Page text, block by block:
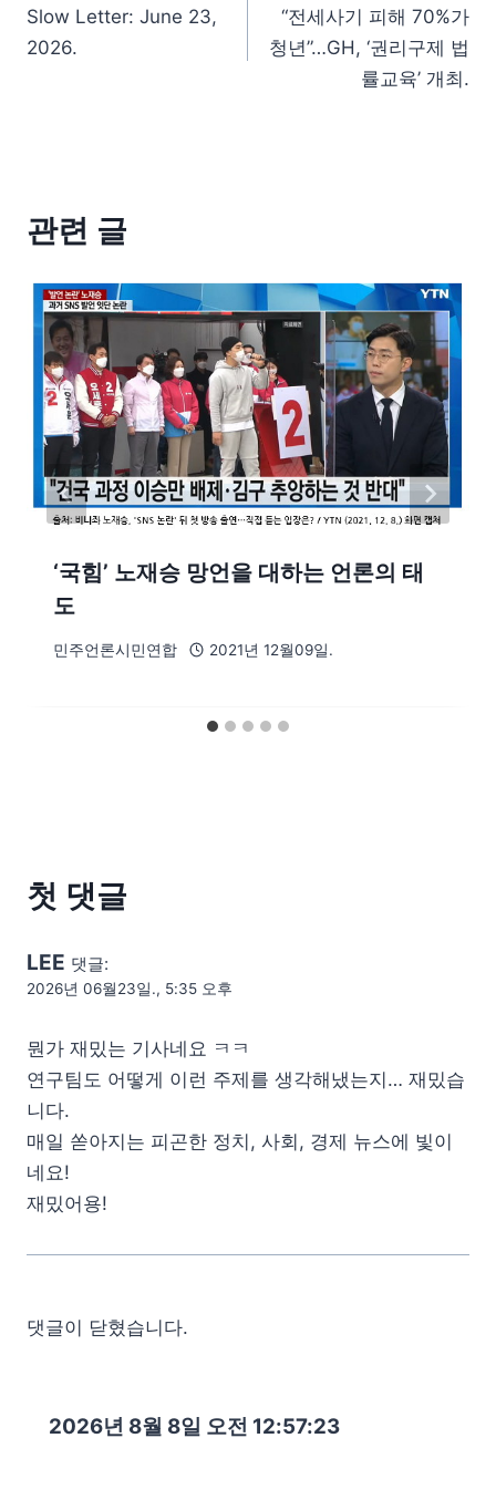
Slow Letter: June 23,
2026.
“전세사기 피해 70%가
청년”…GH, ‘권리구제 법
률교육’ 개최.
관련 글
‘국힘’ 노재승 망언을 대하는 언론의 태
도
민주언론시민연합 2021년 12월09일.
첫 댓글
LEE 댓글:
2026년 06월23일., 5:35 오후
뭔가 재밌는 기사네요 ㅋㅋ
연구팀도 어떻게 이런 주제를 생각해냈는지… 재밌습
니다.
매일 쏟아지는 피곤한 정치, 사회, 경제 뉴스에 빛이
네요!
재밌어용!
댓글이 닫혔습니다.
2026년 8월 8일 오전 12:57:24